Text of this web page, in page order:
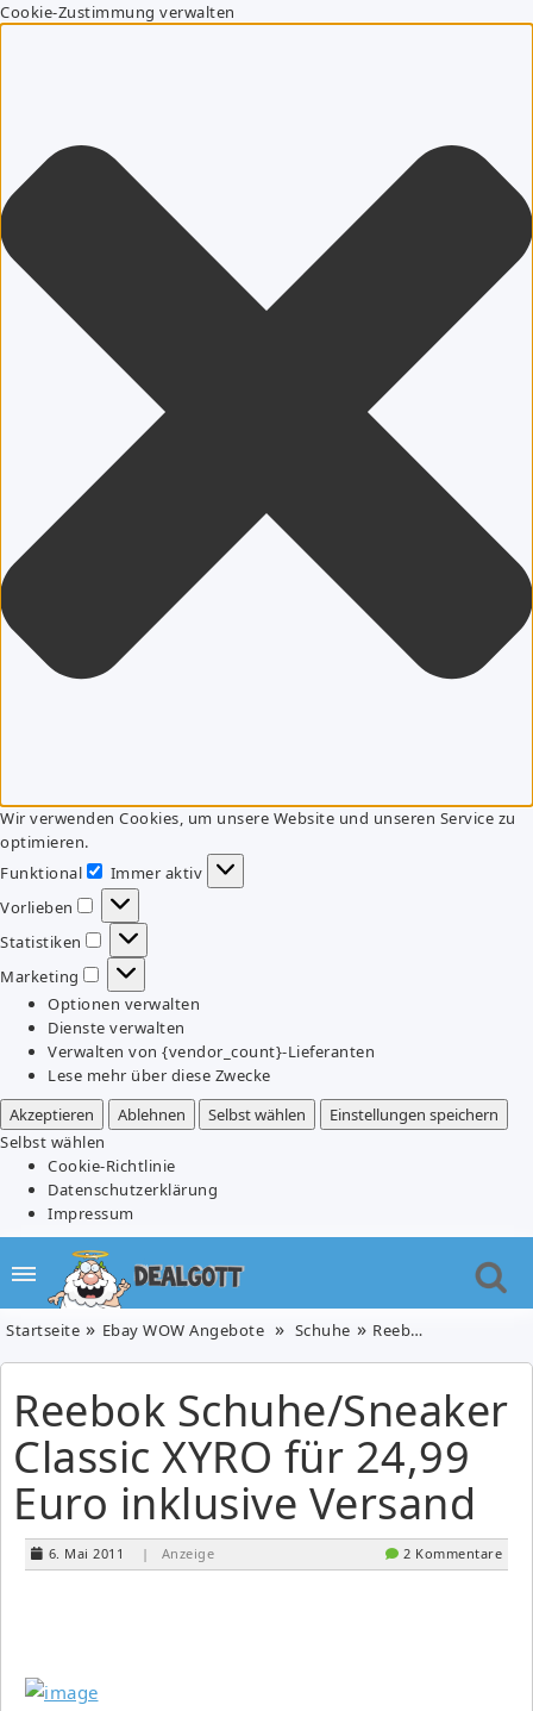
Cookie-Zustimmung verwalten
Wir verwenden Cookies, um unsere Website und unseren Service zu
optimieren.
Funktional
Funktional
Immer aktiv
Vorlieben
Vorlieben
Statistiken
Statistiken
Marketing
Marketing
Optionen verwalten
Dienste verwalten
Verwalten von {vendor_count}-Lieferanten
Lese mehr über diese Zwecke
Akzeptieren
Ablehnen Selbst wählen
Einstellungen speichern
Selbst wählen
Cookie-Richtlinie
Datenschutzerklärung
Impressum
Startseite Ebay WOW Angebote Schuhe Reebok Schuhe/Sneaker Classic XYRO für 24,99 Euro inklusive Versand
Reebok Schuhe/Sneaker
Classic XYRO für 24,99
Euro inklusive Versand
6. Mai 2011 | Anzeige 2 Kommentare